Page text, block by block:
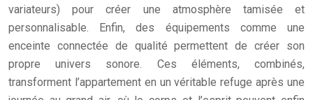
variateurs) pour créer une atmosphère tamisée et
personnalisable. Enfin, des équipements comme une
enceinte connectée de qualité permettent de créer son
propre univers sonore. Ces éléments, combinés,
transforment l’appartement en un véritable refuge après une